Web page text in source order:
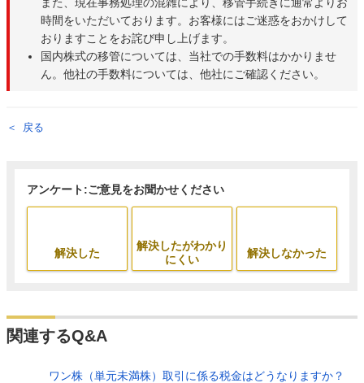
時間をいただいております。お客様にはご迷惑をおかけして
おりますことをお詫び申し上げます。
国内株式の移管については、当社での手数料はかかりませ
ん。他社の手数料については、他社にご確認ください。
戻る
アンケート:ご意見をお聞かせください
解決した
解決したがわかり
にくい
解決しなかった
関連するQ&A
ワン株（単元未満株）取引に係る税金はどうなりますか？